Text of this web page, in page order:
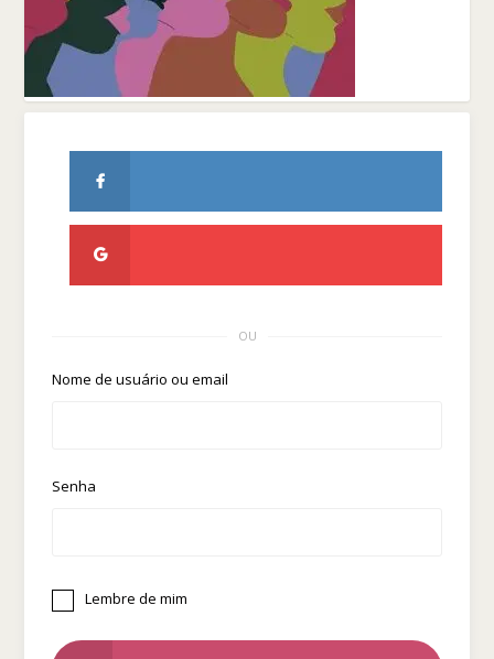
OU
Nome de usuário ou email
Senha
Lembre de mim